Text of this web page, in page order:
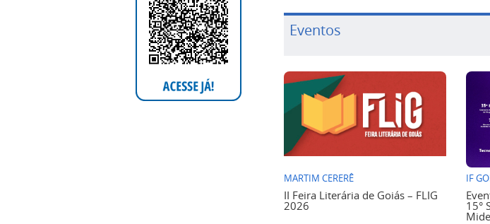
Eventos
MARTIM CERERÊ
II Feira Literária de Goiás – FLIG
2026
IF
15°